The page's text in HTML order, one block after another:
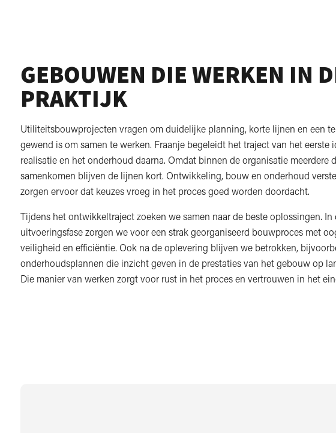
GEBOUWEN DIE WERKEN IN
PRAKTIJK
Utiliteitsbouwprojecten vragen om duidelijke planning, korte lijnen en een
gewend is om samen te werken. Fraanje begeleidt het traject van het eerste
realisatie en het onderhoud daarna. Omdat binnen de organisatie meerdere
samenkomen blijven de lijnen kort. Ontwikkeling, bouw en onderhoud
zorgen ervoor dat keuzes vroeg in het proces goed worden doordacht.
Tijdens het ontwikkeltraject zoeken we samen naar de beste oplossingen. In
uitvoeringsfase zorgen we voor een strak georganiseerd bouwproces met
veiligheid en efficiëntie. Ook na de oplevering blijven we betrokken,
onderhoudsplannen die inzicht geven in de prestaties van het gebouw op
Die manier van werken zorgt voor rust in het proces en vertrouwen in het